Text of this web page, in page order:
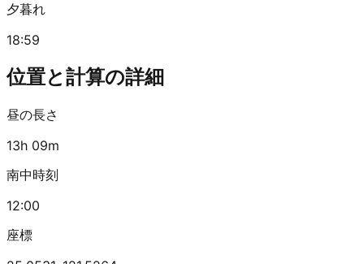
夕暮れ
18:59
位置と計算の詳細
昼の長さ
13h 09m
南中時刻
12:00
座標